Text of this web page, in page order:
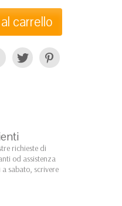
carrello
richieste di
od assistenza
sabato, scrivere